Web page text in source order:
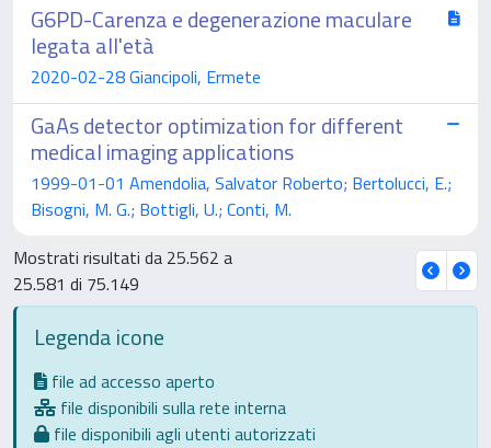
G6PD-Carenza e degenerazione maculare
legata all'età
2020-02-28 Giancipoli, Ermete
GaAs detector optimization for different
medical imaging applications
1999-01-01 Amendolia, Salvator Roberto; Bertolucci, E.;
Bisogni, M. G.; Bottigli, U.; Conti, M.
Mostrati risultati da 25.562 a
25.581 di 75.149
Legenda icone
file ad accesso aperto
file disponibili sulla rete interna
file disponibili agli utenti autorizzati